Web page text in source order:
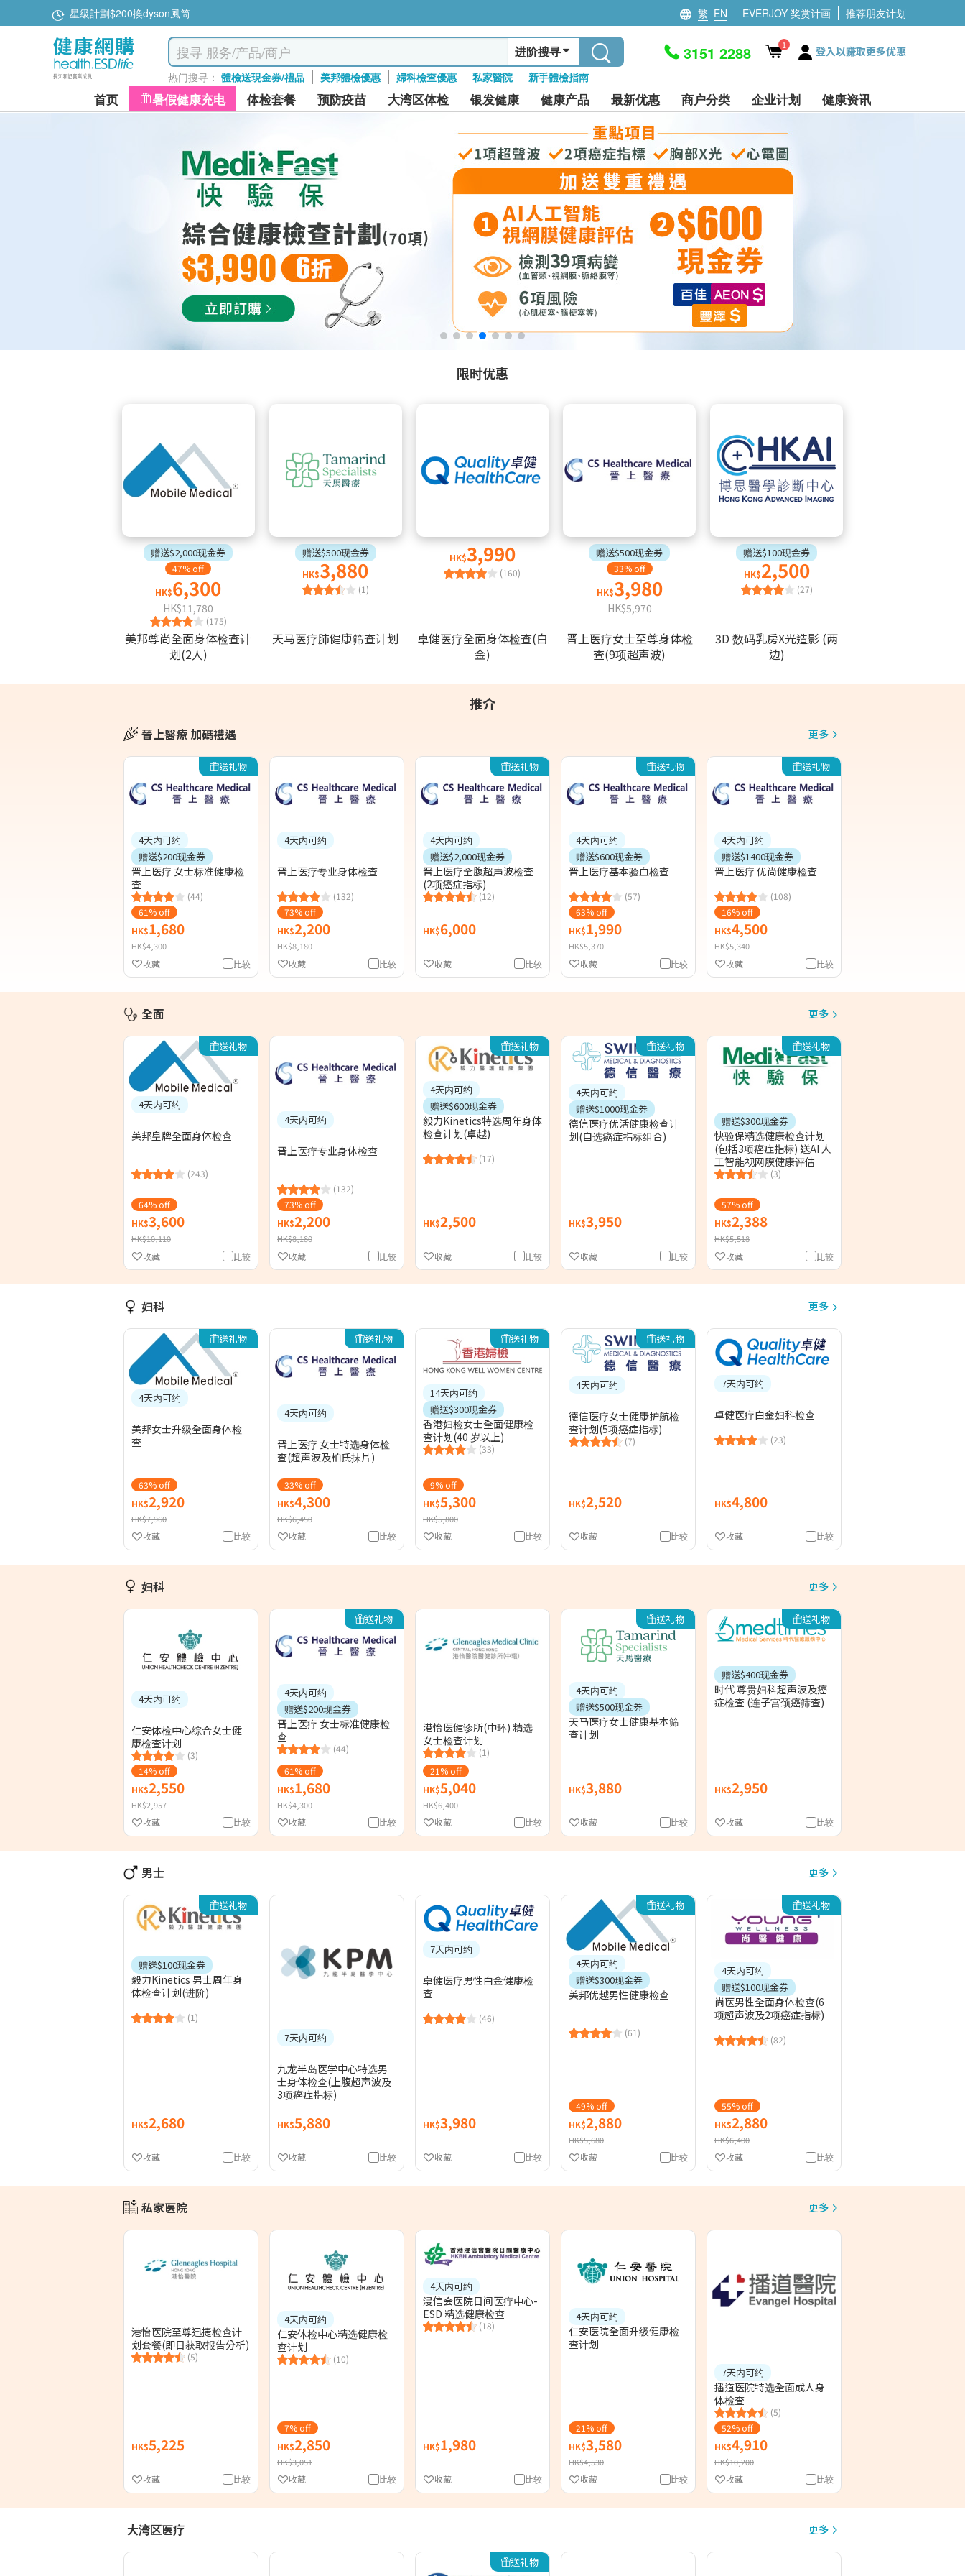
星級計劃$200換dyson風筒 繁 EN EVERJOY 奖赏计画 推荐朋友计划
进阶搜寻
热门搜寻： 體檢送現金券/禮品 美邦體檢優惠 婦科檢查優惠 私家醫院 新手體檢指南
3151 2288 1 登入以赚取更多优惠
首页 暑假健康充电 体检套餐 预防疫苗 大湾区体检 银发健康 健康产品 最新优惠 商户分类 企业计划 健康资讯
限时优惠
赠送$2,000现金券
47% off
HK$6,300
HK$11,780
(175)
美邦尊尚全面身体检查计
划(2人)
赠送$500现金券
HK$3,880
(1)
天马医疗肺健康筛查计划
HK$3,990
(160)
卓健医疗全面身体检查(白
金)
赠送$500现金券
33% off
HK$3,980
HK$5,970
晋上医疗女士至尊身体检
查(9项超声波)
赠送$100现金券
HK$2,500
(27)
3D 数码乳房X光造影 (两
边)
推介
晉上醫療 加碼禮遇 更多
送礼物
4天内可约
赠送$200现金券
晋上医疗 女士标准健康检
查
(44)
61% off
HK$1,680
HK$4,300
比较
收藏
4天内可约
晋上医疗专业身体检查
(132)
73% off
HK$2,200
HK$8,180
比较
收藏
送礼物
4天内可约
赠送$2,000现金券
晋上医疗全腹超声波检查
(2项癌症指标)
(12)
HK$6,000
比较
收藏
送礼物
4天内可约
赠送$600现金券
晋上医疗基本验血检查
(57)
63% off
HK$1,990
HK$5,370
比较
收藏
送礼物
4天内可约
赠送$1400现金券
晋上医疗 优尚健康检查
(108)
16% off
HK$4,500
HK$5,340
比较
收藏
全面 更多
送礼物
4天内可约
美邦皇牌全面身体检查
(243)
64% off
HK$3,600
HK$10,110
比较
收藏
4天内可约
晋上医疗专业身体检查
(132)
73% off
HK$2,200
HK$8,180
比较
收藏
送礼物
4天内可约
赠送$600现金券
毅力Kinetics特选周年身体
检查计划(卓越)
(17)
HK$2,500
比较
收藏
送礼物
4天内可约
赠送$1000现金券
德信医疗优活健康检查计
划(自选癌症指标组合)
HK$3,950
比较
收藏
送礼物
赠送$300现金券
快验保精选健康检查计划
(包括3项癌症指标) 送AI 人
工智能视网膜健康评估
(3)
57% off
HK$2,388
HK$5,518
比较
收藏
妇科 更多
送礼物
4天内可约
美邦女士升级全面身体检
查
63% off
HK$2,920
HK$7,960
比较
收藏
送礼物
4天内可约
晋上医疗 女士特选身体检
查(超声波及柏氏抺片)
33% off
HK$4,300
HK$6,450
比较
收藏
送礼物
14天内可约
赠送$300现金券
香港妇检女士全面健康检
查计划(40 岁以上)
(33)
9% off
HK$5,300
HK$5,800
比较
收藏
送礼物
4天内可约
德信医疗女士健康护航检
查计划(5项癌症指标)
(7)
HK$2,520
比较
收藏
7天内可约
卓健医疗白金妇科检查
(23)
HK$4,800
比较
收藏
妇科 更多
4天内可约
仁安体检中心综合女士健
康检查计划
(3)
14% off
HK$2,550
HK$2,957
比较
收藏
送礼物
4天内可约
赠送$200现金券
晋上医疗 女士标准健康检
查
(44)
61% off
HK$1,680
HK$4,300
比较
收藏
港怡医健诊所(中环) 精选
女士检查计划
(1)
21% off
HK$5,040
HK$6,400
比较
收藏
送礼物
4天内可约
赠送$500现金券
天马医疗女士健康基本筛
查计划
HK$3,880
比较
收藏
送礼物
赠送$400现金券
时代 尊贵妇科超声波及癌
症检查 (连子宫颈癌筛查)
HK$2,950
比较
收藏
男士 更多
送礼物
赠送$100现金券
毅力Kinetics 男士周年身
体检查计划(进阶)
(1)
HK$2,680
比较
收藏
7天内可约
九龙半岛医学中心特选男
士身体检查(上腹超声波及
3项癌症指标)
HK$5,880
比较
收藏
7天内可约
卓健医疗男性白金健康检
查
(46)
HK$3,980
比较
收藏
送礼物
4天内可约
赠送$300现金券
美邦优越男性健康检查
(61)
49% off
HK$2,880
HK$5,680
比较
收藏
送礼物
4天内可约
赠送$100现金券
尚医男性全面身体检查(6
项超声波及2项癌症指标)
(82)
55% off
HK$2,880
HK$6,400
比较
收藏
私家医院 更多
港怡医院至尊迅捷检查计
划套餐(即日获取报告分析)
(5)
HK$5,225
比较
收藏
4天内可约
仁安体检中心精选健康检
查计划
(10)
7% off
HK$2,850
HK$3,051
比较
收藏
4天内可约
浸信会医院日间医疗中心-
ESD 精选健康检查
(18)
HK$1,980
比较
收藏
4天内可约
仁安医院全面升级健康检
查计划
21% off
HK$3,580
HK$4,530
比较
收藏
7天内可约
播道医院特选全面成人身
体检查
(5)
52% off
HK$4,910
HK$10,200
比较
收藏
大湾区医疗 更多
送礼物